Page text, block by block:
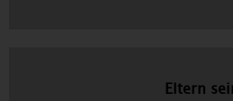
Eltern